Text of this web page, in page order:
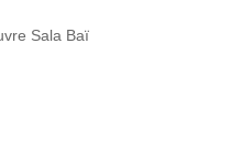
Sala Baï